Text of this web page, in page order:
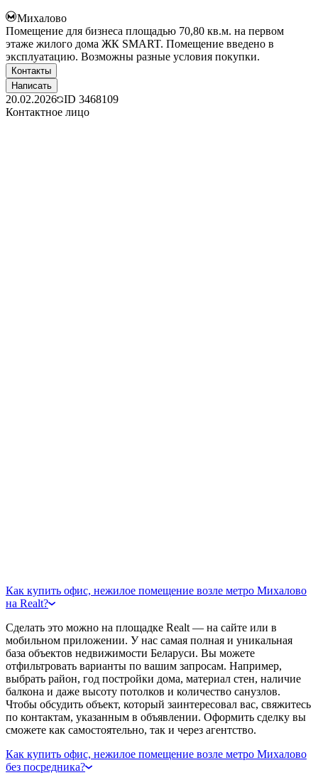
Михалово
Помещение для бизнеса площадью 70,80 кв.м. на первом
этаже жилого дома ЖК SMART. Помещение введено в
эксплуатацию. Возможны разные условия покупки.
Контакты
Написать
20.02.2026 ID 3468109
Контактное лицо
Как купить офис, нежилое помещение возле метро Михалово
на Realt?
Сделать это можно на площадке Realt — на сайте или в
мобильном приложении. У нас самая полная и уникальная
база объектов недвижимости Беларуси. Вы можете
отфильтровать варианты по вашим запросам. Например,
выбрать район, год постройки дома, материал стен, наличие
балкона и даже высоту потолков и количество санузлов.
Чтобы обсудить объект, который заинтересовал вас, свяжитесь
по контактам, указанным в объявлении. Оформить сделку вы
сможете как самостоятельно, так и через агентство.
Как купить офис, нежилое помещение возле метро Михалово
без посредника?